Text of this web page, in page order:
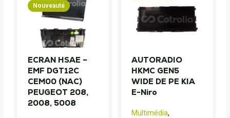
Nouveauté
ECRAN HSAE –
EMF DGT12C
CEM00 (NAC)
PEUGEOT 208,
2008, 5008
AUTORADIO
HKMC GEN5
WIDE DE PE KIA
E-Niro
Multimédia,